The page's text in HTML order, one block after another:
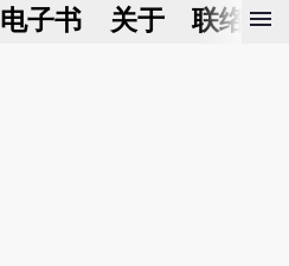
电子书 关于 联络我
menu